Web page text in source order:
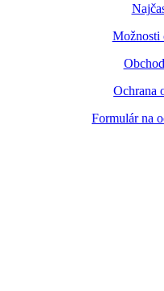
Možnosti
Ochrana
Formulár na